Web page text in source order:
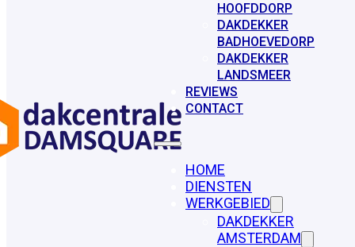
HOOFDDORP
DAKDEKKER
BADHOEVEDORP
DAKDEKKER
LANDSMEER
REVIEWS
CONTACT
HOME
DIENSTEN
WERKGEBIED
DAKDEKKER
AMSTERDAM